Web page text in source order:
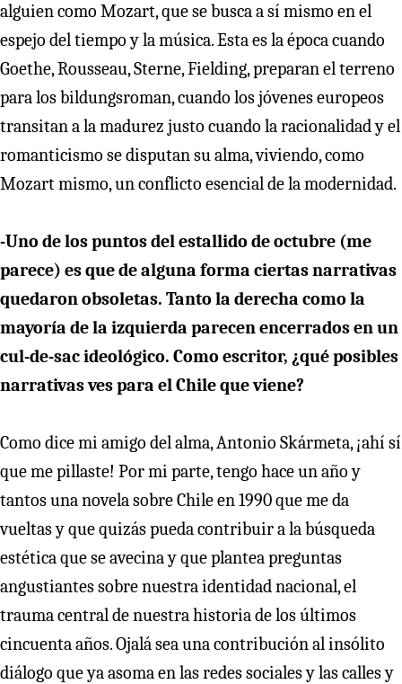
alguien como Mozart, que se busca a sí mismo en el
espejo del tiempo y la música. Esta es la época cuando
Goethe, Rousseau, Sterne, Fielding, preparan el terreno
para los bildungsroman, cuando los jóvenes europeos
transitan a la madurez justo cuando la racionalidad y el
romanticismo se disputan su alma, viviendo, como
Mozart mismo, un conflicto esencial de la modernidad.
-Uno de los puntos del estallido de octubre (me
parece) es que de alguna forma ciertas narrativas
quedaron obsoletas. Tanto la derecha como la
mayoría de la izquierda parecen encerrados en un
cul-de-sac ideológico. Como escritor, ¿qué posibles
narrativas ves para el Chile que viene?
Como dice mi amigo del alma, Antonio Skármeta, ¡ahí sí
que me pillaste! Por mi parte, tengo hace un año y
tantos una novela sobre Chile en 1990 que me da
vueltas y que quizás pueda contribuir a la búsqueda
estética que se avecina y que plantea preguntas
angustiantes sobre nuestra identidad nacional, el
trauma central de nuestra historia de los últimos
cincuenta años. Ojalá sea una contribución al insólito
diálogo que ya asoma en las redes sociales y las calles y